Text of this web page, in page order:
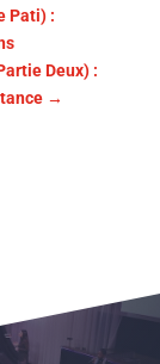
Pati) :
Deux) :
→